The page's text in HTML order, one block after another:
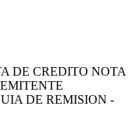
DE CREDITO NOTA
DE REMISION -